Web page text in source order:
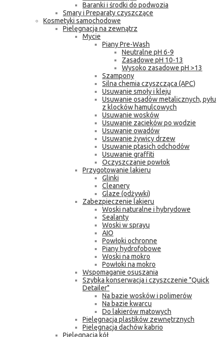
Baranki i środki do podwozia
Smary i Preparaty czyszczące
Kosmetyki samochodowe
Pielęgnacja na zewnątrz
Mycie
Piany Pre-Wash
Neutralne pH 6-9
Zasadowe pH 10-13
Wysoko zasadowe pH >13
Szampony
Silna chemia czyszcząca (APC)
Usuwanie smoły i kleju
Usuwanie osadów metalicznych, pyłu
z klocków hamulcowych
Usuwanie wosków
Usuwanie zacieków po wodzie
Usuwanie owadów
Usuwanie żywicy drzew
Usuwanie ptasich odchodów
Usuwanie graffiti
Oczyszczanie powłok
Przygotowanie lakieru
Glinki
Cleanery
Glaze (odżywki)
Zabezpieczenie lakieru
Woski naturalne i hybrydowe
Sealanty
Woski w sprayu
AIO
Powłoki ochronne
Piany hydrofobowe
Woski na mokro
Powłoki na mokro
Wspomaganie osuszania
Szybka konserwacja i czyszczenie "Quick
Detailer"
Na bazie wosków i polimerów
Na bazie kwarcu
Do lakierów matowych
Pielęgnacja plastików zewnętrznych
Pielęgnacja dachów kabrio
Pielęgnacja kół